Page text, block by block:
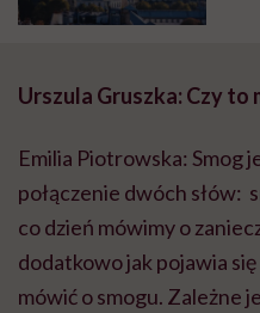
Urszula Gruszka: Czy to
Emilia Piotrowska: Smog
połączenie dwóch słów:
co dzień mówimy o
dodatkowo jak pojawia się
mówić o smogu. Zależne